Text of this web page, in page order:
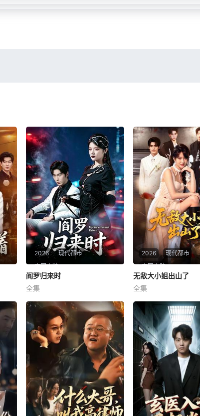
2026
现代都市
中国大陆
阎罗归来时
阎罗归来时
阎罗归来时
全集
2026
现代都市
中国大陆
无敌大小姐出山了
无敌大小姐出山了
无敌大小姐出山了
全集